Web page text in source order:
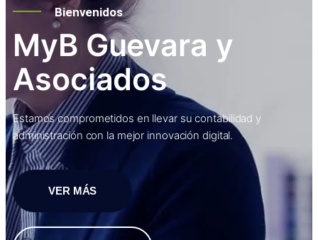
Bienvenidos
MyB Guevara y
Asociados
Estamos comprometidos en llevar su contabilidad y
administración con la mejor innovación digital.
VER MÁS